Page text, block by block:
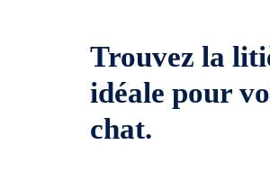
Trouvez la
idéale pour
chat.